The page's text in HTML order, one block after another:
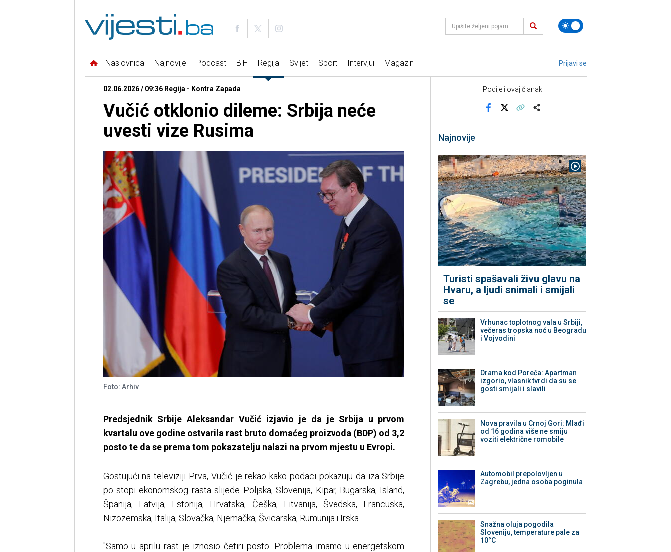
Naslovnica Najnovije Podcast BiH Regija Svijet Sport Intervjui Magazin Prijavi se
02.06.2026 / 09:36 Regija - Kontra Zapada
Vučić otklonio dileme: Srbija neće
uvesti vize Rusima
Foto: Arhiv
Predsjednik Srbije Aleksandar Vučić izjavio je da je Srbija u prvom
kvartalu ove godine ostvarila rast bruto domaćeg proizvoda (BDP) od 3,2
posto te da se prema tom pokazatelju nalazi na prvom mjestu u Evropi.
Gostujući na televiziji Prva, Vučić je rekao kako podaci pokazuju da iza Srbije
po stopi ekonomskog rasta slijede Poljska, Slovenija, Kipar, Bugarska, Island,
Španija, Latvija, Estonija, Hrvatska, Češka, Litvanija, Švedska, Francuska,
Nizozemska, Italija, Slovačka, Njemačka, Švicarska, Rumunija i Irska.
"Samo u aprilu rast je iznosio četiri posto. Problema imamo u energetskom
Podijeli ovaj članak
Najnovije
Turisti spašavali živu glavu na
Hvaru, a ljudi snimali i smijali
se
Vrhunac toplotnog vala u Srbiji,
večeras tropska noć u Beogradu
i Vojvodini
Drama kod Poreča: Apartman
izgorio, vlasnik tvrdi da su se
gosti smijali i slavili
Nova pravila u Crnoj Gori: Mlađi
od 16 godina više ne smiju
voziti električne romobile
Automobil prepolovljen u
Zagrebu, jedna osoba poginula
Snažna oluja pogodila
Sloveniju, temperature pale za
10°C